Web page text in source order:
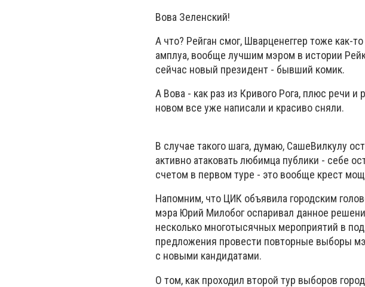
Вова Зеленский!
А что? Рейган смог, Шварценеггер тоже как-
амплуа, вообще лучшим мэром в истории
сейчас новый президент - бывший комик.
А Вова - как раз из Кривого Рога, плюс речи
новом все уже написали и красиво сняли.
В случае такого шага, думаю, СашеВилкулу
активно атаковать любимца публики - себе
счетом в первом туре - это вообще крест
Напомним, что ЦИК объявила городским
мэра Юрий Милобог оспаривал данное
несколько многотысячных мероприятий в
предложения провести повторные выборы
с новыми кандидатами.
О том, как проходил второй тур выборов